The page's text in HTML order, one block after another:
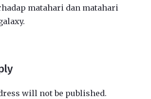
matahari dan matahari
will not be published.